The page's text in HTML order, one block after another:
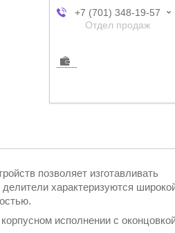
+7 (701) 348-19-57
Отдел продаж
позволяет изготавливать
характеризуются
исполнении с